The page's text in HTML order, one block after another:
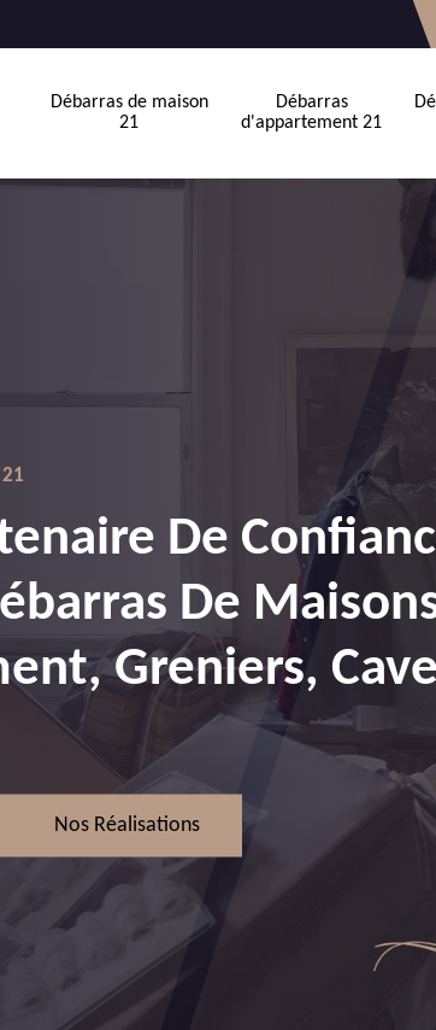
Débarras de maison
21
Débarras
d'appartement 21
21
De
De
Greniers,
Nos Réalisations